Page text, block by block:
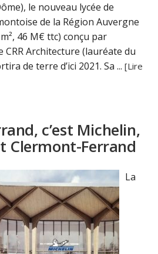
le nouveau lycée de
de la Région Auvergne
46 M€ ttc) conçu par
CRR Architecture (lauréate du
de terre d’ici 2021. Sa ...[Lire
c’est Michelin,
Clermont-Ferrand
La